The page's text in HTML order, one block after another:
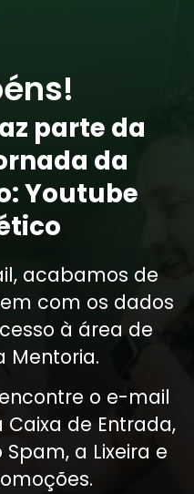
parte da
da
Youtube
acabamos de
com os dados
à área de
Mentoria.
o e-mail
de Entrada,
a Lixeira e